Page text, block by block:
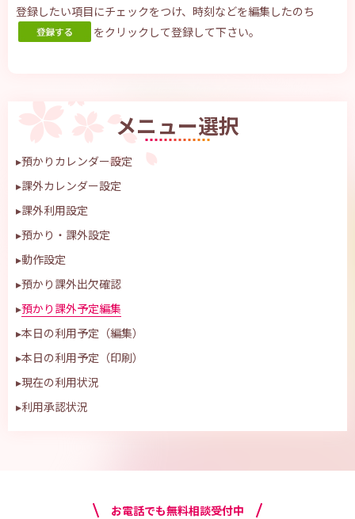
登録したい項目にチェックをつけ、時刻などを編集したのち
をクリックして登録して下さい。
メニュー選択
▸預かりカレンダー設定
▸課外カレンダー設定
▸課外利用設定
▸預かり・課外設定
▸動作設定
▸預かり課外出欠確認
▸預かり課外予定編集
▸本日の利用予定（編集）
▸本日の利用予定（印刷）
▸現在の利用状況
▸利用承認状況
お電話でも無料相談受付中